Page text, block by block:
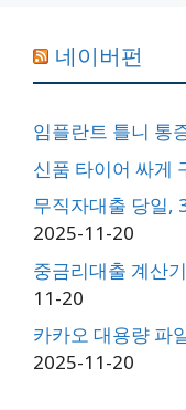
네이버펀
임플란트 틀니 통
신품 타이어 싸게
무직자대출 당일,
2025-11-20
중금리대출 계산
11-20
카카오 대용량 파
2025-11-20